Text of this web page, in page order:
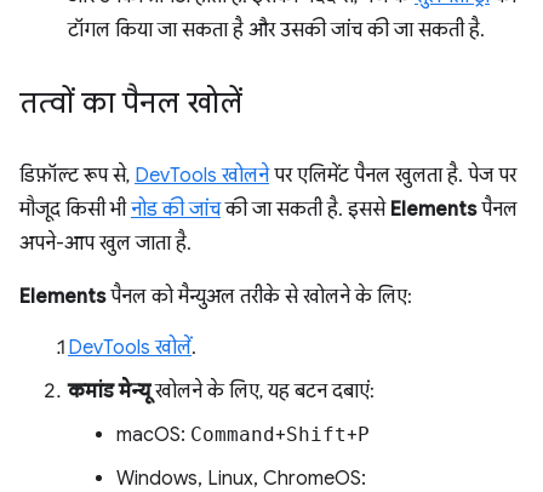
टॉगल किया जा सकता है और उसकी जांच की जा सकती है.
तत्वों का पैनल खोलें
डिफ़ॉल्ट रूप से, DevTools खोलनेपर एलिमेंट पैनल खुलता है. पेज पर
मौजूद किसी भीनोड की जांचकी जा सकती है. इससे Elementsपैनल
अपने-आप खुल जाता है.
Elementsपैनल को मैन्युअल तरीके से खोलने के लिए:
DevTools खोलें.
कमांड मेन्यूखोलने के लिए, यह बटन दबाएं:
macOS: Command+Shift+P
Windows, Linux, ChromeOS: